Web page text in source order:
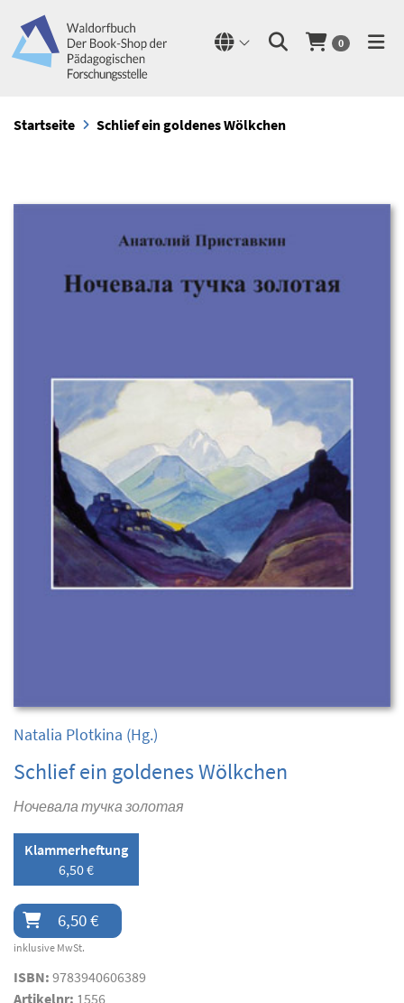
0
Startseite Schlief ein goldenes Wölkchen
Natalia Plotkina (Hg.)
Schlief ein goldenes Wölkchen
Ночевала тучка золотая
Klammerheftung
6,50 €
6,50 €
inklusive MwSt.
ISBN: 9783940606389
Artikelnr: 1556